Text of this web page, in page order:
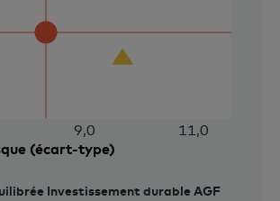
(écart-type)
9,0 11,0
Investissement durable AGF